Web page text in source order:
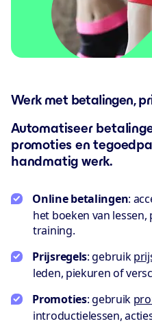
Werk met betalingen,
Automatiseer
promoties en
handmatig werk.
Online betalingen:
het boeken van
training.
Prijsregels: gebruik
leden, piekuren of
Promoties: gebruik
introductielessen,